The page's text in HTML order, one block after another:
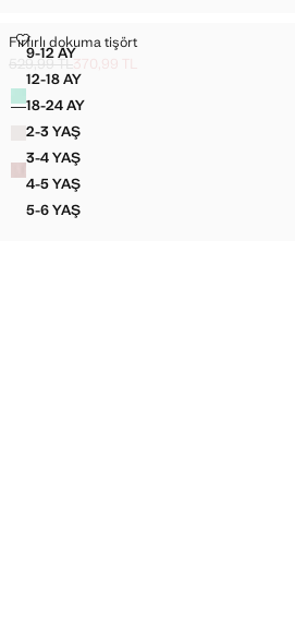
Bedenler
9-12 AYFIRFIRLI DOKUMA TIŞÖRT
12-18 AYFIRFIRLI DOKUMA TIŞÖRT
18-24 AYFIRFIRLI DOKUMA TIŞÖRT
2-3 YAŞFIRFIRLI DOKUMA TIŞÖRT
3-4 YAŞFIRFIRLI DOKUMA TIŞÖRT
4-5 YAŞFIRFIRLI DOKUMA TIŞÖRT
5-6 YAŞFIRFIRLI DOKUMA TIŞÖRT
Fırfırlı dokuma tişört
FIRFIRLI DOKUMA TIŞÖRT
Üstü çizili ilk fiyat [529,99 TL ]
529,99 TL
Güncel fiyat [370,99 TL ]
370,99 TL
Renkler